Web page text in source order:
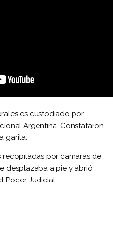
es custodiado por
Argentina. Constataron
garita.
recopiladas por cámaras de
desplazaba a pie y abrió
Poder Judicial.